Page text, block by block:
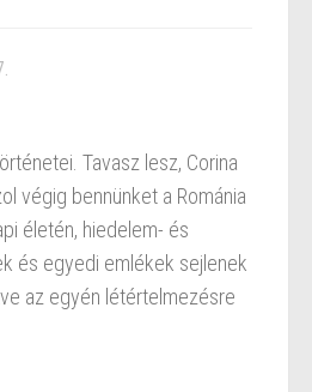
Tavasz lesz, Corina
végig bennünket a Románia
életén, hiedelem- és
és egyedi emlékek sejlenek
az egyén létértelmezésre